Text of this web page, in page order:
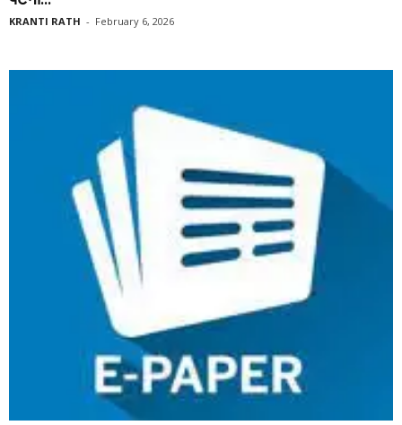
KRANTI RATH - February 6, 2026